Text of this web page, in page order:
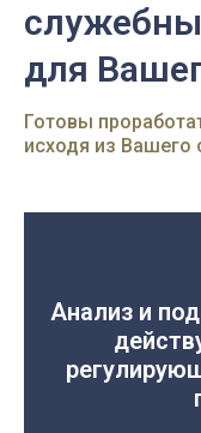
для
Готовы
исходя из Вашего
Анализ и